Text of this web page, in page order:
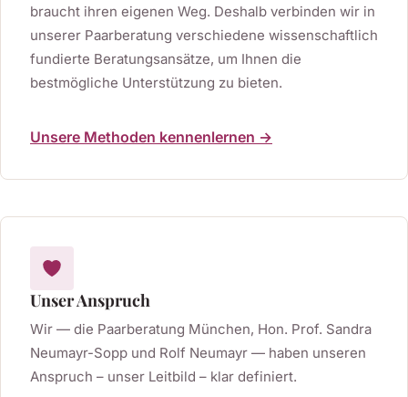
braucht ihren eigenen Weg. Deshalb verbinden wir in
unserer Paarberatung verschiedene wissenschaftlich
fundierte Beratungsansätze, um Ihnen die
bestmögliche Unterstützung zu bieten.
Unsere Methoden kennenlernen →
Unser Anspruch
Wir — die Paarberatung München, Hon. Prof. Sandra
Neumayr-Sopp und Rolf Neumayr — haben unseren
Anspruch – unser Leitbild – klar definiert.